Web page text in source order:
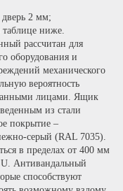
дверь 2 мм;
ниже.
рассчитан для
оборудования и
механического
вероятность
лицами. Ящик
из стали
покрытие –
серый (RAL 7035).
в пределах от 400 мм
Антивандальный
способствуют